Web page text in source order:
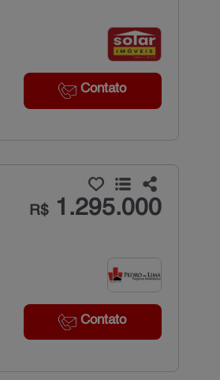
Contato
R$1.295.000
Contato